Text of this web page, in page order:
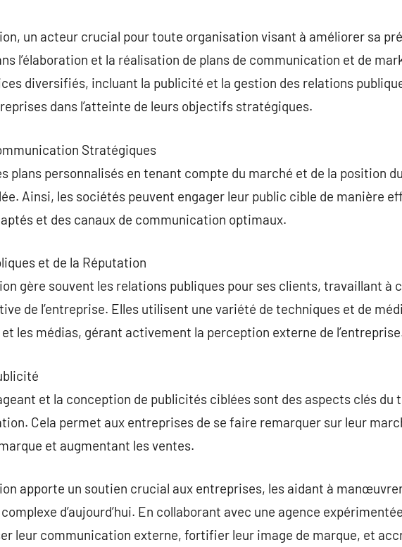
un acteur crucial pour toute organisation visant à améliorer sa
l’élaboration et la réalisation de plans de communication et de
diversifiés, incluant la publicité et la gestion des relations
dans l’atteinte de leurs objectifs stratégiques.
Stratégiques
plans personnalisés en tenant compte du marché et de la position
Ainsi, les sociétés peuvent engager leur public cible de manière
et des canaux de communication optimaux.
et de la Réputation
gère souvent les relations publiques pour ses clients, travaillant à
de l’entreprise. Elles utilisent une variété de techniques et de
les médias, gérant activement la perception externe de
et la conception de publicités ciblées sont des aspects clés du
Cela permet aux entreprises de se faire remarquer sur leur
et augmentant les ventes.
apporte un soutien crucial aux entreprises, les aidant à
d’aujourd’hui. En collaborant avec une agence
leur communication externe, fortifier leur image de marque, et